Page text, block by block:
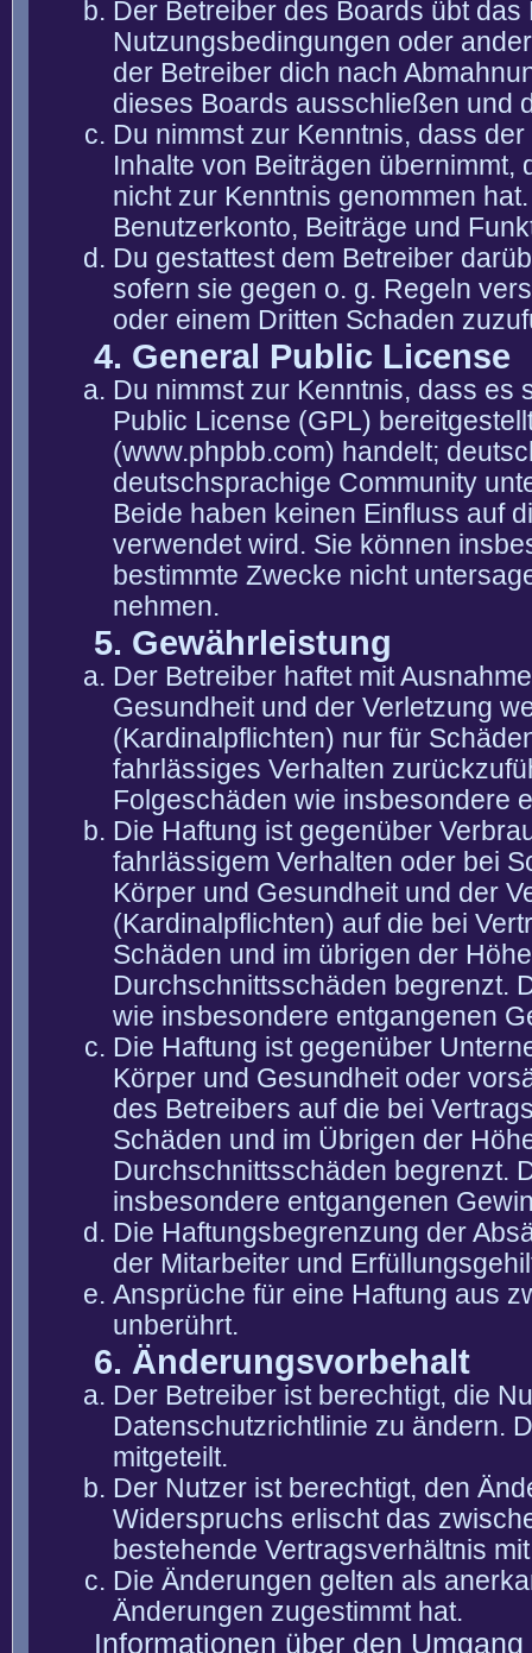
Der Betreiber des Boards übt
Nutzungsbedingungen oder
der Betreiber dich nach
dieses Boards ausschließen und
Du nimmst zur Kenntnis, dass
Inhalte von Beiträgen übernimmt,
nicht zur Kenntnis genommen
Benutzerkonto, Beiträge und
Du gestattest dem Betreiber
sofern sie gegen o. g. Regeln
oder einem Dritten Schaden
4. General Public License
Du nimmst zur Kenntnis, dass es
Public License (GPL)
(www.phpbb.com) handelt;
deutschsprachige Community
Beide haben keinen Einfluss auf
verwendet wird. Sie können
bestimmte Zwecke nicht
nehmen.
5. Gewährleistung
Der Betreiber haftet mit
Gesundheit und der Verletzung
(Kardinalpflichten) nur für
fahrlässiges Verhalten
Folgeschäden wie insbesondere
Die Haftung ist gegenüber
fahrlässigem Verhalten oder bei
Körper und Gesundheit und der
(Kardinalpflichten) auf die bei
Schäden und im übrigen der
Durchschnittsschäden begrenzt.
wie insbesondere entgangenen
Die Haftung ist gegenüber
Körper und Gesundheit oder
des Betreibers auf die bei
Schäden und im Übrigen der
Durchschnittsschäden begrenzt.
insbesondere entgangenen
Die Haftungsbegrenzung der
der Mitarbeiter und
Ansprüche für eine Haftung aus
unberührt.
6. Änderungsvorbehalt
Der Betreiber ist berechtigt, die
Datenschutzrichtlinie zu ändern.
mitgeteilt.
Der Nutzer ist berechtigt, den
Widerspruchs erlischt das
bestehende Vertragsverhältnis
Die Änderungen gelten als
Änderungen zugestimmt hat.
Informationen über den